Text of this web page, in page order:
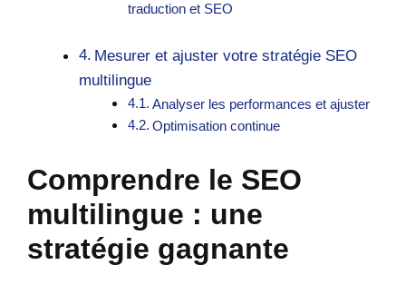
traduction et SEO
Mesurer et ajuster votre stratégie SEO
multilingue
Analyser les performances et ajuster
Optimisation continue
Comprendre le SEO
multilingue : une
stratégie gagnante